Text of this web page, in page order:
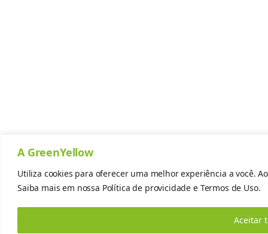
A GreenYellow
Utiliza cookies para oferecer uma melhor experiência a você.
Saiba mais em nossa Política de provicidade e Termos de Uso.
Aceitar